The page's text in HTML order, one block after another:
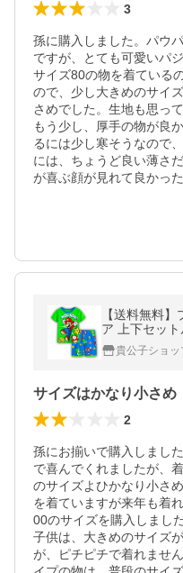
3
孫に購入しました。パウ
ですが、とても可愛いパ
サイズ80の物を着ている
ので、少し大きめのサイ
さめでした。生地も思っ
もう少し、厚手の物が良
るには少し寒そうなので
には、ちょうど良い薄さ
が喜ぶ顔が見れて良かった
【送料無料
ア 上下セットルーム
mp;短パン(
春夏 薄手綿
貴公子ショッ
サイズはかなり小さめ
2
孫にお揃いで購入しまし
で喜んでくれましたが、
のサイズよひかなり小さ
を着ていますが来年も着
00のサイズを購入しまし
子供は、大きめのサイズ
が、ピチピチで着れませ